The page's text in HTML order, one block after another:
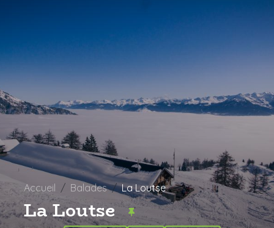
Accueil Balades La Loutse
La Loutse